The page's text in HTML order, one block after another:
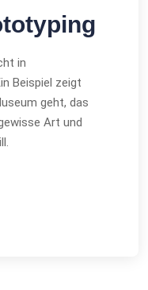
in
Beispiel zeigt
geht, das
Art und